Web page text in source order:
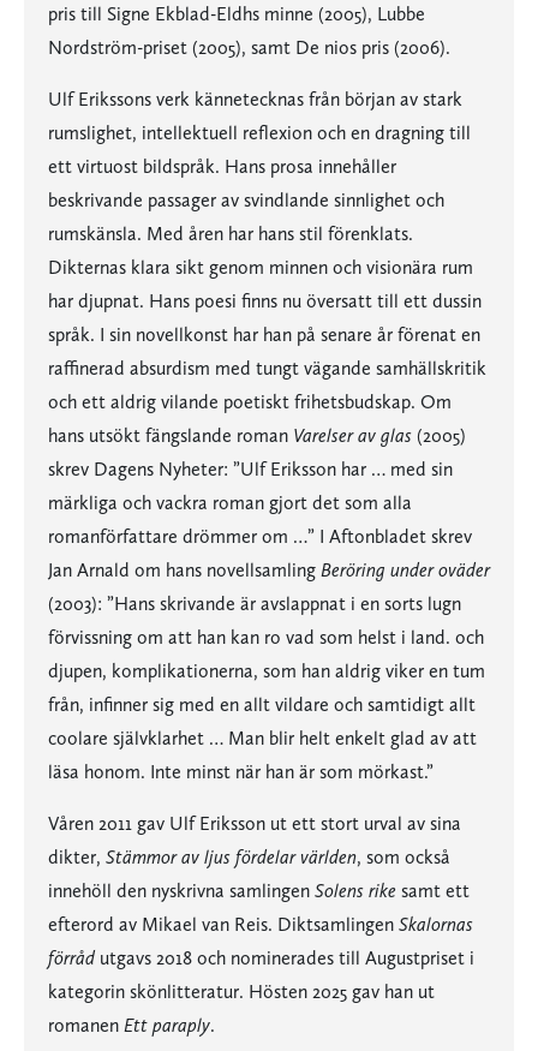
pris till Signe Ekblad-Eldhs minne (2005), Lubbe
Nordström-priset (2005), samt De nios pris (2006).
Ulf Erikssons verk kännetecknas från början av stark
rumslighet, intellektuell reflexion och en dragning till
ett virtuost bildspråk. Hans prosa innehåller
beskrivande passager av svindlande sinnlighet och
rumskänsla. Med åren har hans stil förenklats.
Dikternas klara sikt genom minnen och visionära rum
har djupnat. Hans poesi finns nu översatt till ett dussin
språk. I sin novellkonst har han på senare år förenat en
raffinerad absurdism med tungt vägande samhällskritik
och ett aldrig vilande poetiskt frihetsbudskap. Om
hans utsökt fängslande roman Varelser av glas (2005)
skrev Dagens Nyheter: ”Ulf Eriksson har … med sin
märkliga och vackra roman gjort det som alla
romanförfattare drömmer om …” I Aftonbladet skrev
Jan Arnald om hans novellsamling Beröring under oväder
(2003): ”Hans skrivande är avslappnat i en sorts lugn
förvissning om att han kan ro vad som helst i land. och
djupen, komplikationerna, som han aldrig viker en tum
från, infinner sig med en allt vildare och samtidigt allt
coolare självklarhet … Man blir helt enkelt glad av att
läsa honom. Inte minst när han är som mörkast.”
Våren 2011 gav Ulf Eriksson ut ett stort urval av sina
dikter, Stämmor av ljus fördelar världen, som också
innehöll den nyskrivna samlingen Solens rike samt ett
efterord av Mikael van Reis. Diktsamlingen Skalornas
förråd utgavs 2018 och nominerades till Augustpriset i
kategorin skönlitteratur. Hösten 2025 gav han ut
romanen Ett paraply.